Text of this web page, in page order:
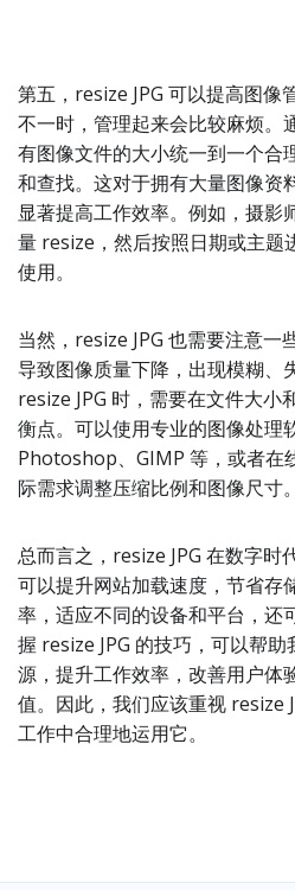
第五，resize JPG 可以提高图像
不一时，管理起来会比较麻烦。
有图像文件的大小统一到一个合
和查找。这对于拥有大量图像资
显著提高工作效率。例如，摄影
量 resize，然后按照日期或主题
使用。
当然，resize JPG 也需要注意一
导致图像质量下降，出现模糊、
resize JPG 时，需要在文件大小
衡点。可以使用专业的图像处理
Photoshop、GIMP 等，或者在
际需求调整压缩比例和图像尺寸。
总而言之，resize JPG 在数字时
可以提升网站加载速度，节省存
率，适应不同的设备和平台，还
握 resize JPG 的技巧，可以帮
源，提升工作效率，改善用户体
值。因此，我们应该重视 resize
工作中合理地运用它。